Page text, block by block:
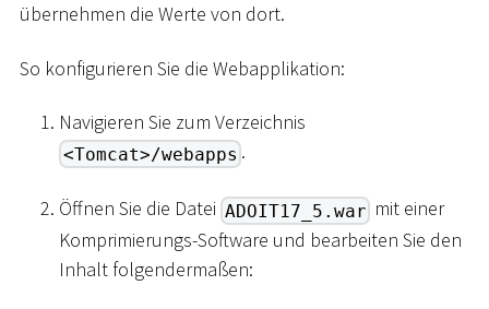
übernehmen die Werte von dort.
So konfigurieren Sie die Webapplikation:
Navigieren Sie zum Verzeichnis
<Tomcat>/webapps .
Öffnen Sie die Datei ADOIT17_5.war mit einer
Komprimierungs-Software und bearbeiten Sie den
Inhalt folgendermaßen: